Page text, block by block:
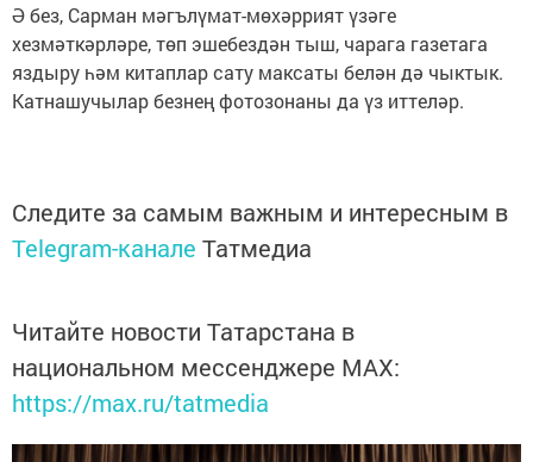
Ә без, Сарман мәгълүмат-мөхәррият үзәге
хезмәткәрләре, төп эшебездән тыш, чарага газетага
яздыру һәм китаплар сату максаты белән дә чыктык.
Катнашучылар безнең фотозонаны да үз иттеләр.
Следите за самым важным и интересным в
Telegram-канале Татмедиа
Читайте новости Татарстана в
национальном мессенджере MАХ:
https://max.ru/tatmedia